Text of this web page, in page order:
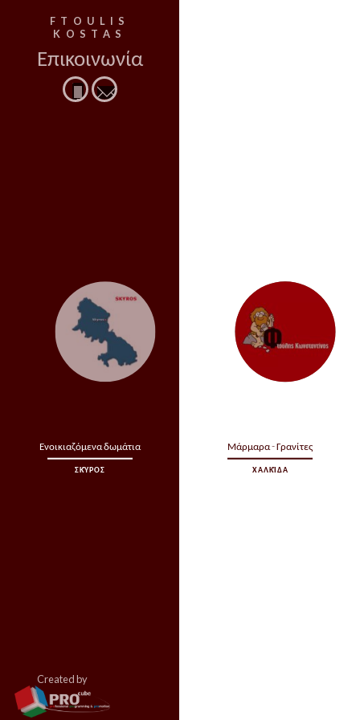
FTOULIS
KOSTAS
Επικοινωνία
Created by
Ενοικιαζόμενα δωμάτια
ΣΚΎΡΟΣ
Μάρμαρα - Γρανίτες
ΧΑΛΚΊΔΑ